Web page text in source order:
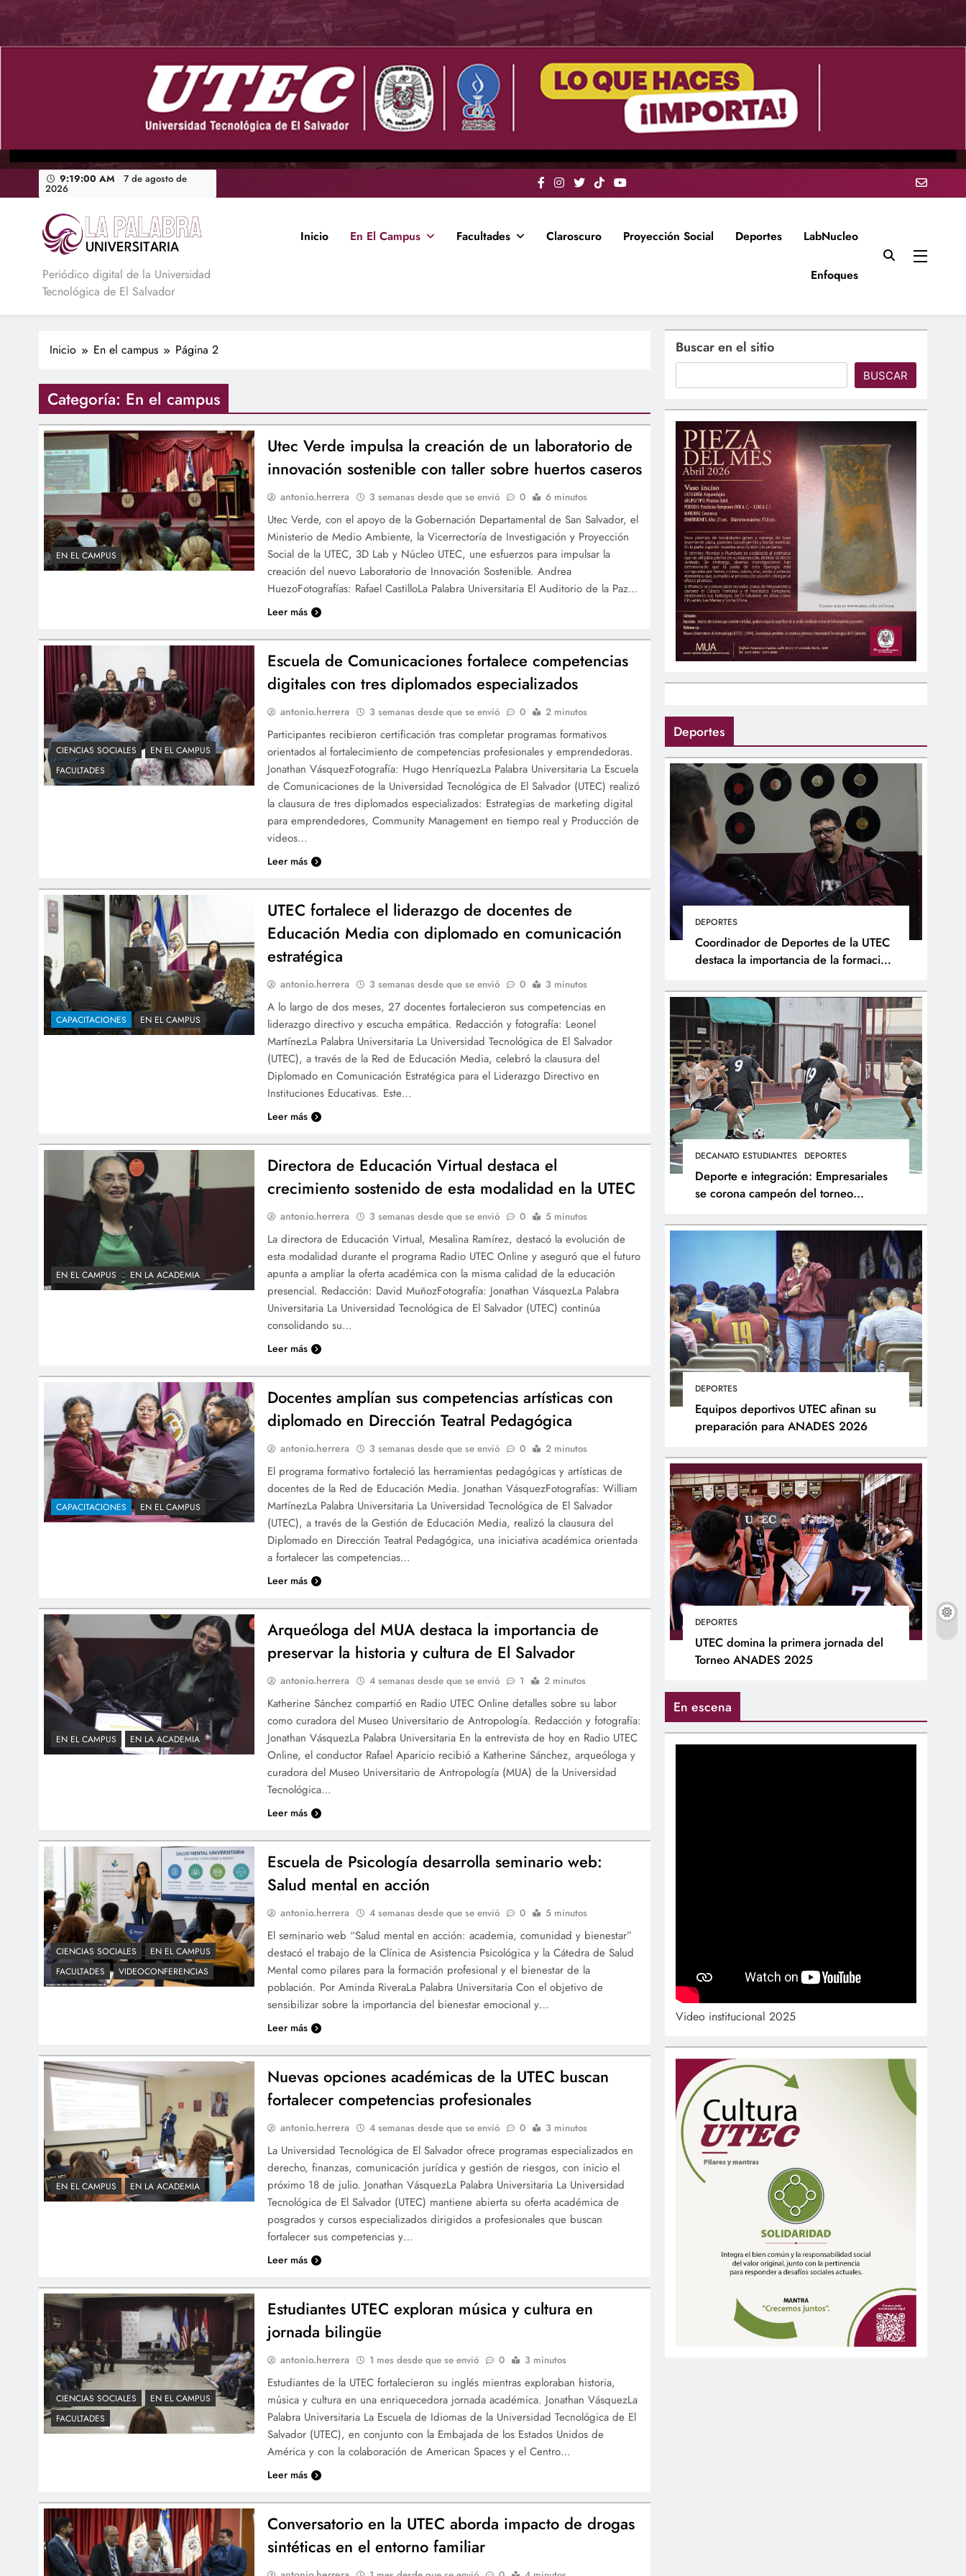
contenido
9:19:02 AM 7 de agosto de
2026
La Palabra Universitaria
Periódico digital de la Universidad
Tecnológica de El Salvador
Inicio En El Campus Facultades Claroscuro Proyección Social Deportes LabNucleo
Enfoques
Inicio En el campus Página 2
Categoría: En el campus
EN EL CAMPUS
Utec Verde impulsa la creación de un laboratorio de
innovación sostenible con taller sobre huertos caseros
antonio.herrera 3 semanas desde que se envió 0 6 minutos
Utec Verde, con el apoyo de la Gobernación Departamental de San Salvador, el
Ministerio de Medio Ambiente, la Vicerrectoría de Investigación y Proyección
Social de la UTEC, 3D Lab y Núcleo UTEC, une esfuerzos para impulsar la
creación del nuevo Laboratorio de Innovación Sostenible. Andrea
HuezoFotografías: Rafael CastilloLa Palabra Universitaria El Auditorio de la Paz…
Leer más
CIENCIAS SOCIALES
EN EL CAMPUS
FACULTADES
Escuela de Comunicaciones fortalece competencias
digitales con tres diplomados especializados
antonio.herrera 3 semanas desde que se envió 0 2 minutos
Participantes recibieron certificación tras completar programas formativos
orientados al fortalecimiento de competencias profesionales y emprendedoras.
Jonathan VásquezFotografía: Hugo HenríquezLa Palabra Universitaria La Escuela
de Comunicaciones de la Universidad Tecnológica de El Salvador (UTEC) realizó
la clausura de tres diplomados especializados: Estrategias de marketing digital
para emprendedores, Community Management en tiempo real y Producción de
videos…
Leer más
CAPACITACIONES EN EL CAMPUS
UTEC fortalece el liderazgo de docentes de
Educación Media con diplomado en comunicación
estratégica
antonio.herrera 3 semanas desde que se envió 0 3 minutos
A lo largo de dos meses, 27 docentes fortalecieron sus competencias en
liderazgo directivo y escucha empática. Redacción y fotografía: Leonel
MartínezLa Palabra Universitaria La Universidad Tecnológica de El Salvador
(UTEC), a través de la Red de Educación Media, celebró la clausura del
Diplomado en Comunicación Estratégica para el Liderazgo Directivo en
Instituciones Educativas. Este…
Leer más
EN EL CAMPUS EN LA ACADEMIA
Directora de Educación Virtual destaca el
crecimiento sostenido de esta modalidad en la UTEC
antonio.herrera 3 semanas desde que se envió 0 5 minutos
La directora de Educación Virtual, Mesalina Ramírez, destacó la evolución de
esta modalidad durante el programa Radio UTEC Online y aseguró que el futuro
apunta a ampliar la oferta académica con la misma calidad de la educación
presencial. Redacción: David MuñozFotografía: Jonathan VásquezLa Palabra
Universitaria La Universidad Tecnológica de El Salvador (UTEC) continúa
consolidando su…
Leer más
CAPACITACIONES EN EL CAMPUS
Docentes amplían sus competencias artísticas con
diplomado en Dirección Teatral Pedagógica
antonio.herrera 3 semanas desde que se envió 0 2 minutos
El programa formativo fortaleció las herramientas pedagógicas y artísticas de
docentes de la Red de Educación Media. Jonathan VásquezFotografías: William
MartínezLa Palabra Universitaria La Universidad Tecnológica de El Salvador
(UTEC), a través de la Gestión de Educación Media, realizó la clausura del
Diplomado en Dirección Teatral Pedagógica, una iniciativa académica orientada
a fortalecer las competencias…
Leer más
EN EL CAMPUS EN LA ACADEMIA
Arqueóloga del MUA destaca la importancia de
preservar la historia y cultura de El Salvador
antonio.herrera 4 semanas desde que se envió 1 2 minutos
Katherine Sánchez compartió en Radio UTEC Online detalles sobre su labor
como curadora del Museo Universitario de Antropología. Redacción y fotografía:
Jonathan VásquezLa Palabra Universitaria En la entrevista de hoy en Radio UTEC
Online, el conductor Rafael Aparicio recibió a Katherine Sánchez, arqueóloga y
curadora del Museo Universitario de Antropología (MUA) de la Universidad
Tecnológica…
Leer más
CIENCIAS SOCIALES
EN EL CAMPUS
FACULTADES
VIDEOCONFERENCIAS
Escuela de Psicología desarrolla seminario web:
Salud mental en acción
antonio.herrera 4 semanas desde que se envió 0 5 minutos
El seminario web “Salud mental en acción: academia, comunidad y bienestar”
destacó el trabajo de la Clínica de Asistencia Psicológica y la Cátedra de Salud
Mental como pilares para la formación profesional y el bienestar de la
población. Por Aminda RiveraLa Palabra Universitaria Con el objetivo de
sensibilizar sobre la importancia del bienestar emocional y…
Leer más
EN EL CAMPUS EN LA ACADEMIA
Nuevas opciones académicas de la UTEC buscan
fortalecer competencias profesionales
antonio.herrera 4 semanas desde que se envió 0 3 minutos
La Universidad Tecnológica de El Salvador ofrece programas especializados en
derecho, finanzas, comunicación jurídica y gestión de riesgos, con inicio el
próximo 18 de julio. Jonathan VásquezLa Palabra Universitaria La Universidad
Tecnológica de El Salvador (UTEC) mantiene abierta su oferta académica de
posgrados y cursos especializados dirigidos a profesionales que buscan
fortalecer sus competencias y…
Leer más
CIENCIAS SOCIALES
EN EL CAMPUS
FACULTADES
Estudiantes UTEC exploran música y cultura en
jornada bilingüe
antonio.herrera 1 mes desde que se envió 0 3 minutos
Estudiantes de la UTEC fortalecieron su inglés mientras exploraban historia,
música y cultura en una enriquecedora jornada académica. Jonathan VásquezLa
Palabra Universitaria La Escuela de Idiomas de la Universidad Tecnológica de El
Salvador (UTEC), en conjunto con la Embajada de los Estados Unidos de
América y con la colaboración de American Spaces y el Centro…
Leer más
Conversatorio en la UTEC aborda impacto de drogas
sintéticas en el entorno familiar
Buscar en el sitio
BUSCAR
Deportes
DEPORTES
Coordinador de Deportes de la UTEC
destaca la importancia de la formación
DECANATO ESTUDIANTES DEPORTES
Deporte e integración: Empresariales
se corona campeón del torneo
DEPORTES
Equipos deportivos UTEC afinan su
preparación para ANADES 2026
DEPORTES
UTEC domina la primera jornada del
Torneo ANADES 2025
En escena
Video institucional 2025